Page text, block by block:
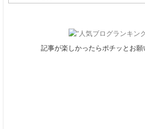
記事が楽しかったらポチッとお願